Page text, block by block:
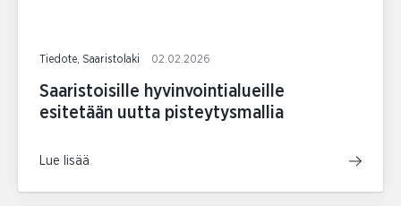
Tiedote, Saaristolaki 02.02.2026
Saaristoisille hyvinvointialueille
esitetään uutta pisteytysmallia
Lue lisää